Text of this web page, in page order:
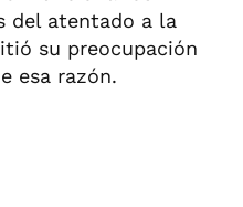
del atentado a la
su preocupación
esa razón.